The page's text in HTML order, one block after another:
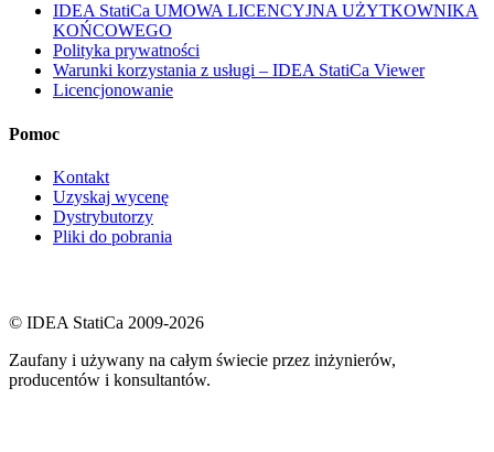
IDEA StatiCa UMOWA LICENCYJNA UŻYTKOWNIKA
KOŃCOWEGO
Polityka prywatności
Warunki korzystania z usługi – IDEA StatiCa Viewer
Licencjonowanie
Pomoc
Kontakt
Uzyskaj wycenę
Dystrybutorzy
Pliki do pobrania
© IDEA StatiCa 2009-2026
Zaufany i używany na całym świecie przez inżynierów,
producentów i konsultantów.